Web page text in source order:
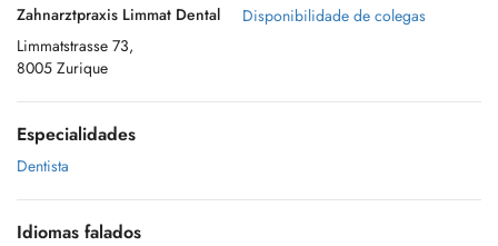
Zahnarztpraxis Limmat Dental
Limmatstrasse 73,
8005 Zurique
Disponibilidade de colegas
Especialidades
Dentista
Idiomas falados